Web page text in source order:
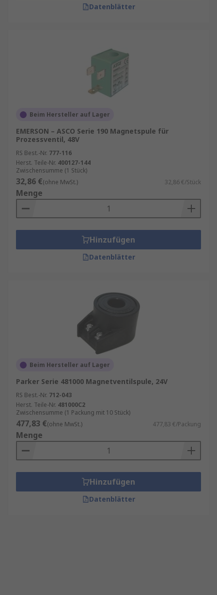
Datenblätter
Beim Hersteller auf Lager
EMERSON – ASCO Serie 190 Magnetspule für
Prozessventil, 48V
RS Best.-Nr. 777-116
Herst. Teile-Nr. 400127-144
Zwischensumme (1 Stück)
32,86 €(ohne MwSt.) 32,86 €/Stück
Menge
Hinzufügen
Datenblätter
Beim Hersteller auf Lager
Parker Serie 481000 Magnetventilspule, 24V
RS Best.-Nr. 712-043
Herst. Teile-Nr. 481000C2
Zwischensumme (1 Packung mit 10 Stück)
477,83 €(ohne MwSt.) 477,83 €/Packung
Menge
Hinzufügen
Datenblätter